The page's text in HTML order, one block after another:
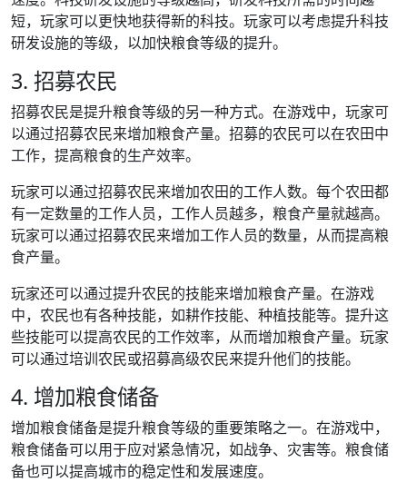
短，玩家可以更快地获得新的科技。玩家可以考虑提升科技
研发设施的等级，以加快粮食等级的提升。
3. 招募农民
招募农民是提升粮食等级的另一种方式。在游戏中，玩家可
以通过招募农民来增加粮食产量。招募的农民可以在农田中
工作，提高粮食的生产效率。
玩家可以通过招募农民来增加农田的工作人数。每个农田都
有一定数量的工作人员，工作人员越多，粮食产量就越高。
玩家可以通过招募农民来增加工作人员的数量，从而提高粮
食产量。
玩家还可以通过提升农民的技能来增加粮食产量。在游戏
中，农民也有各种技能，如耕作技能、种植技能等。提升这
些技能可以提高农民的工作效率，从而增加粮食产量。玩家
可以通过培训农民或招募高级农民来提升他们的技能。
4. 增加粮食储备
增加粮食储备是提升粮食等级的重要策略之一。在游戏中，
粮食储备可以用于应对紧急情况，如战争、灾害等。粮食储
备也可以提高城市的稳定性和发展速度。